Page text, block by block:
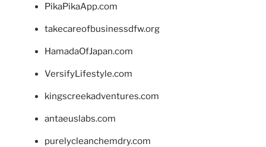
PikaPikaApp.com
takecareofbusinessdfw.org
HamadaOfJapan.com
VersifyLifestyle.com
kingscreekadventures.com
antaeuslabs.com
purelycleanchemdry.com